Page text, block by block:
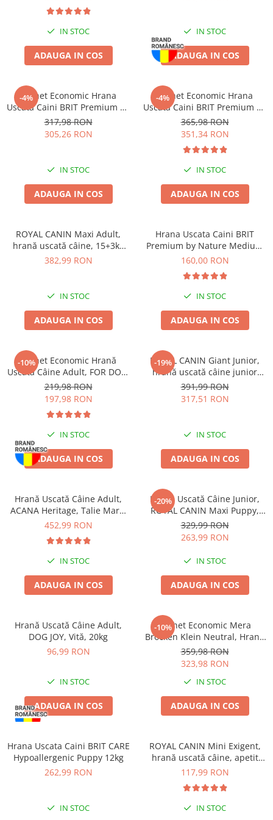
Haine Câini
Zgărzi & Hamuri
IN STOC
ADAUGA IN COS
IN STOC
ADAUGA IN COS
-4%
Pachet Economic Hrana
Uscata Caini BRIT Premium by
Nature Light 2x15kg
317,98 RON
305,26 RON
IN STOC
ADAUGA IN COS
-4%
Pachet Economic Hrana
Uscata Caini BRIT Premium by
Nature Giant Adult 2x15kg
365,98 RON
351,34 RON
IN STOC
ADAUGA IN COS
ROYAL CANIN Maxi Adult,
hrană uscată câine, 15+3kg
CADOU
382,99 RON
IN STOC
ADAUGA IN COS
Hrana Uscata Caini BRIT
Premium by Nature Medium
Adult 15kg
160,00 RON
IN STOC
ADAUGA IN COS
-10%
Pachet Economic Hrană
Uscată Câine Adult, FOR DOG,
Talie Mică, Pasăre, 10kg
219,98 RON
197,98 RON
IN STOC
ADAUGA IN COS
-19%
ROYAL CANIN Giant Junior,
hrană uscată câine junior
etapa 2 de crestere, 15kg
391,99 RON
317,51 RON
IN STOC
ADAUGA IN COS
Hrană Uscată Câine Adult,
ACANA Heritage, Talie Mare,
17kg
452,99 RON
IN STOC
ADAUGA IN COS
-20%
Hrană Uscată Câine Junior,
ROYAL CANIN Maxi Puppy,
12kg
329,99 RON
263,99 RON
IN STOC
ADAUGA IN COS
Hrană Uscată Câine Adult,
DOG JOY, Vită, 20kg
96,99 RON
IN STOC
ADAUGA IN COS
-10%
Pachet Economic Mera
Brocken Klein Neutral, Hrană
Uscată Câine Adult, Pui,
2x15kg
359,98 RON
323,98 RON
IN STOC
ADAUGA IN COS
Hrana Uscata Caini BRIT CARE
Hypoallergenic Puppy 12kg
262,99 RON
IN STOC
ROYAL CANIN Mini Exigent,
hrană uscată câine, apetit
capricios, 3kg
117,99 RON
IN STOC